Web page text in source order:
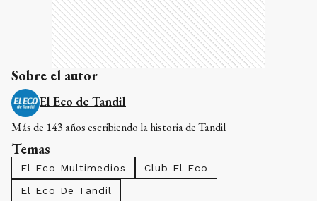
Sobre el autor
El Eco de Tandil
Más de 143 años escribiendo la historia de Tandil
Temas
El Eco Multimedios
Club El Eco
El Eco De Tandil